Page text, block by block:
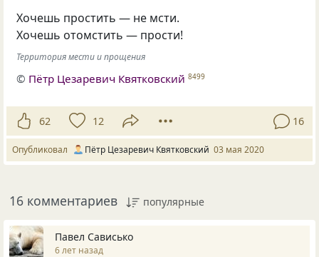
Хочешь простить — не мсти.
Хочешь отомстить — прости!
Территория мести и прощения
© Пётр Цезаревич Квятковский 8499
62 12 16
Опубликовал Пётр Цезаревич Квятковский 03 мая 2020
16 комментариев популярные
Павел Сависько
6 лет назад